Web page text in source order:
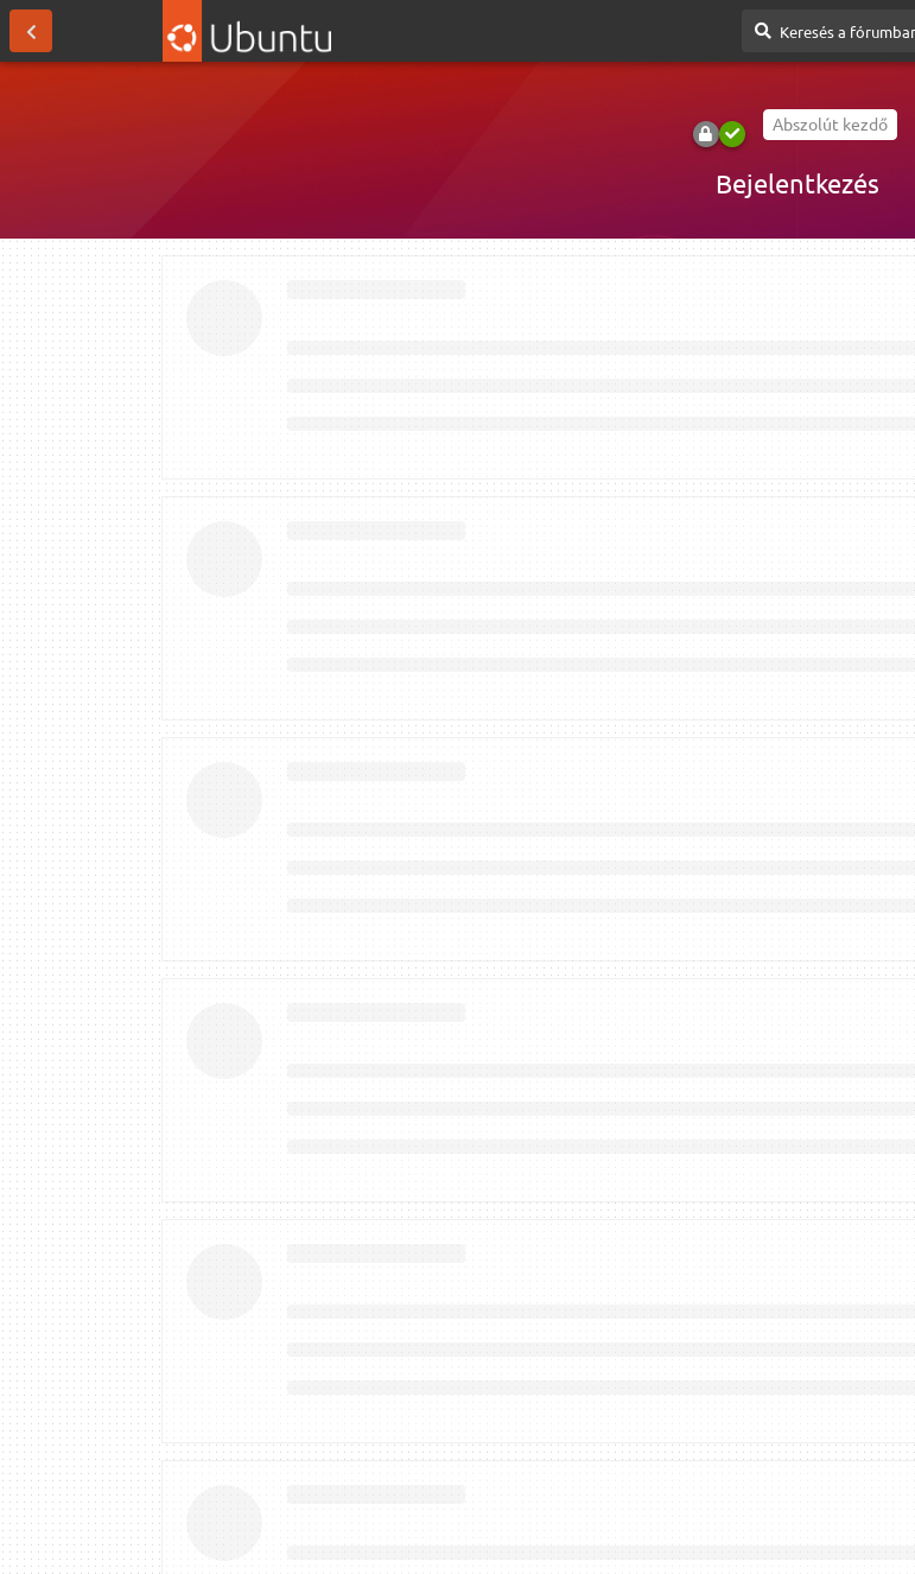
Abszolút kezdő
Bejelentkezés